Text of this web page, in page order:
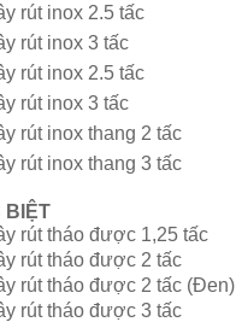
rút inox 2.5 tấc
rút inox 3 tấc
rút inox 2.5 tấc
rút inox 3 tấc
rút inox thang 2 tấc
rút inox thang 3 tấc
BIỆT
rút tháo được 1,25 tấc
rút tháo được 2 tấc
rút tháo được 2 tấc (Đen)
rút tháo được 3 tấc